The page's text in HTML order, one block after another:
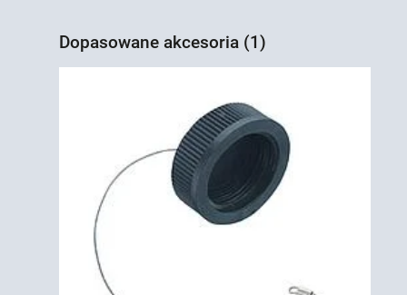
Dopasowane akcesoria (1)